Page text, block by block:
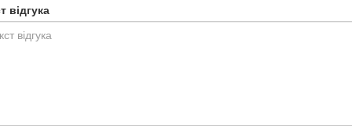
відгука